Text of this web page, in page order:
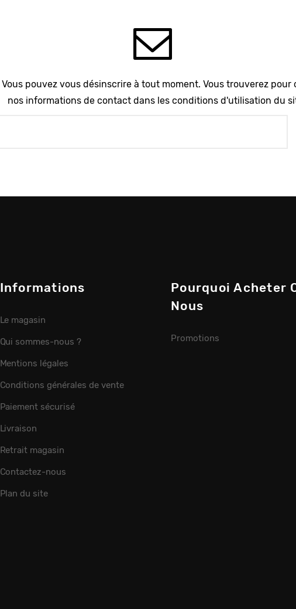
Vous pouvez vous désinscrire à tout moment. Vous trouverez pour
nos informations de contact dans les conditions d'utilisation du
Informations
Le magasin
Qui sommes-nous ?
Mentions légales
Conditions générales de vente
Paiement sécurisé
Livraison
Retrait magasin
Contactez-nous
Plan du site
Pourquoi Acheter
Nous
Promotions